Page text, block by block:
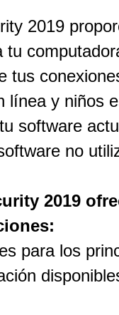
2019
tu
tus
línea y niños
software
no
2019
para los